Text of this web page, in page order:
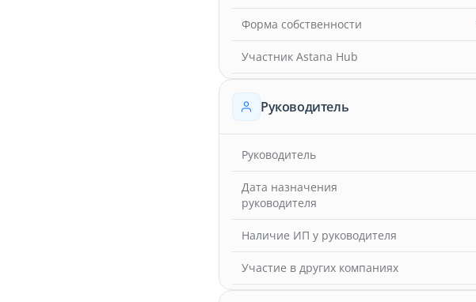
Форма собственности
Участник Astana Hub
Руководитель
Руководитель
Дата назначения
руководителя
Наличие ИП у руководителя
Участие в других компаниях